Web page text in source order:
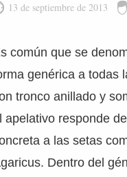
13 de septiembre de 2013
común que se
genérica a todas
tronco anillado y
apelativo responde
a las setas
Dentro del